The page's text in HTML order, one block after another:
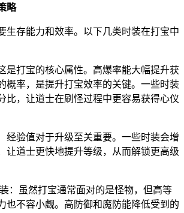
略
生存能力和效率。以下几类时装在打宝中
是打宝的核心属性。高爆率能大幅提升获
概率，是提升打宝效率的关键。一些时装
比，让道士在刷怪过程中更容易获得心仪
经验值对于升级至关重要。一些时装会增
让道士更快地提升等级，从而解锁更高级
：虽然打宝通常面对的是怪物，但高等
也不容小觑。高防御和魔防能降低受到的